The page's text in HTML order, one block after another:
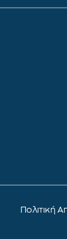
Πολιτική